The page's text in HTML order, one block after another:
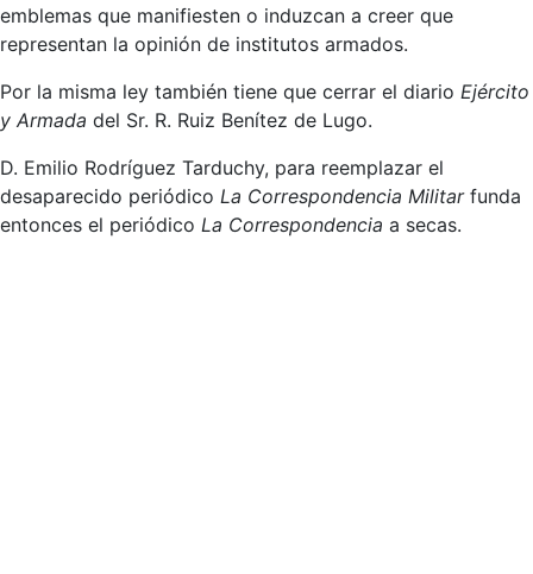
emblemas que manifiesten o induzcan a creer que
representan la opinión de institutos armados.
Por la misma ley también tiene que cerrar el diario Ejército
y Armada del Sr. R. Ruiz Benítez de Lugo.
D. Emilio Rodríguez Tarduchy, para reemplazar el
desaparecido periódico La Correspondencia Militarfunda
entonces el periódico La Correspondencia a secas.